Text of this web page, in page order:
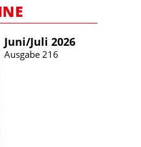
Juni/​Juli 2026
Ausgabe 216